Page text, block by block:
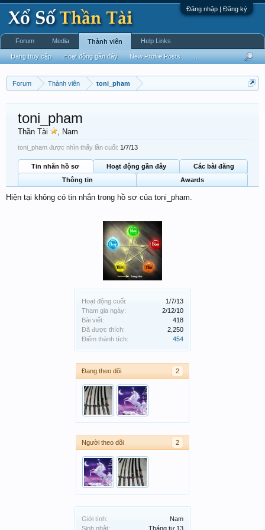
Đăng nhập | Đăng ký
Forum Thành viên toni_pham
Hoạt động cuối:
1/7/13
Tham gia ngày:
2/12/10
Bài viết:
418
Đã được thích:
2,250
Điểm thành tích:
454
Đang theo dõi 2
Người theo dõi 2
Giới tính:
Nam
Sinh nhật:
Tháng tư 13
toni_pham
Thần Tài , Nam
toni_pham được nhìn thấy lần cuối: 1/7/13
Tin nhắn hồ sơ Hoạt động gần đây
Các bài đăng
Thông tin
Awards
Hiện tại không có tin nhắn trong hồ sơ của toni_pham.
Forum Media Thành viên
Đang truy cập Hoạt động gần đây New Profile Posts
Help Links